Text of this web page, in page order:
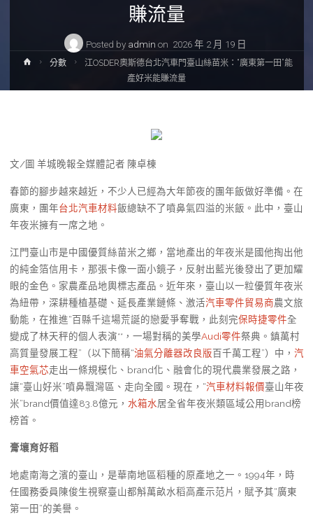
賺流量
Posted by admin on 2026 年 2 月 19 日
Home分數
江OSDER奧斯德台北汽車門臺山絲苗米：“廣東第一田”能
產好米能賺流量
文/圖 羊城晚報全媒體記者 陳卓棟
春節的腳步越來越近，不少人已經為大年節夜的團年飯做好準備。在
廣東，團年台北汽車材料飯總缺不了噴鼻氣四溢的米飯。此中，臺山
年夜米擁有一席之地。
江門臺山市是中國優質絲苗米之鄉，當地產出的年夜米是國他掏出他
的純金箔信用卡，那張卡像一面小鏡子，反射出藍光後發出了更加耀
眼的金色。家農產品地輿標志產品。近年來，臺山以一粒優質年夜米
為紐帶，深耕種植基礎、延長產業鏈條、激活汽車零件貿易商農文旅
動能，在推進“百縣千這場荒誕的戀愛爭奪戰，此刻完保時捷零件全
變成了林天秤的個人表演**，一場對稱的美學Audi零件祭典。鎮萬村
高質量發展工程”（以下簡稱“油氣分離器改良版百千萬工程”）中， 汽
車空氣芯走出一條規模化、brand化、融會化的現代農業發展之路，
讓“臺山好米”噴鼻飄灣區、走向全國。現在，“汽車材料報價臺山年夜
米”brand價值達83.8億元， 水箱水居全省年夜米類區域公用brand榜
榜首。
膏壤育好稻
地處南海之濱的臺山，是華南地區稻種的原產地之一。1994年，時
任國務委員陳俊生視察臺山都斛萬畝水稻高產示范片，賦予其“廣東
第一田”的美譽。